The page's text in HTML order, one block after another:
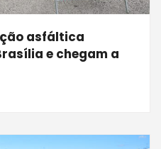
asfáltica
e chegam a